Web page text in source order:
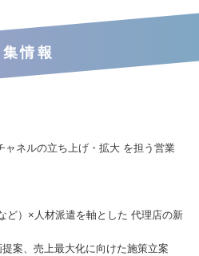
情報
ャネルの立ち上げ・拡大 を担う営業
ど）×人材派遣を軸とした 代理店の新
案、売上最大化に向けた施策立案